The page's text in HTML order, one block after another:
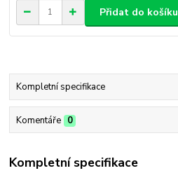
Přidat do košíku
Kompletní specifikace
Komentáře 0
Kompletní specifikace